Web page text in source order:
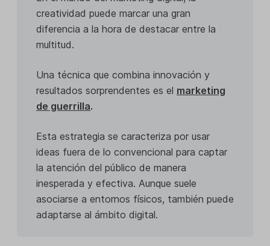
creatividad puede marcar una gran
diferencia a la hora de destacar entre la
multitud.
Una técnica que combina innovación y
resultados sorprendentes es el marketing
de guerrilla.
Esta estrategia se caracteriza por usar
ideas fuera de lo convencional para captar
la atención del público de manera
inesperada y efectiva. Aunque suele
asociarse a entornos físicos, también puede
adaptarse al ámbito digital.